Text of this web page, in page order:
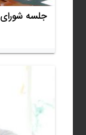
جلسه